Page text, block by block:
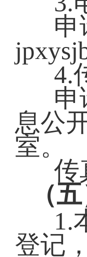
申
4.
申
息公
室。
传
（
1.
登记